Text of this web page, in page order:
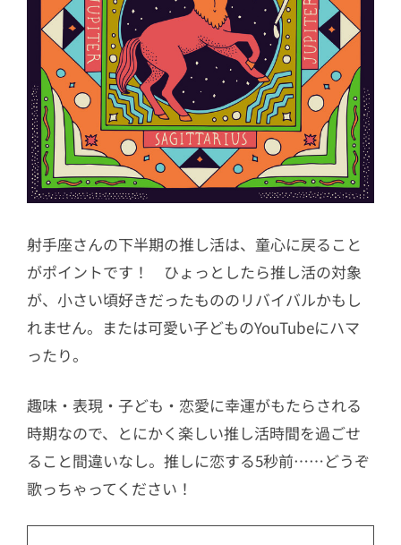
射手座さんの下半期の推し活は、童心に戻ること
がポイントです！ ひょっとしたら推し活の対象
が、小さい頃好きだったもののリバイバルかもし
れません。または可愛い子どものYouTubeにハマ
ったり。
趣味・表現・子ども・恋愛に幸運がもたらされる
時期なので、とにかく楽しい推し活時間を過ごせ
ること間違いなし。推しに恋する5秒前……どうぞ
歌っちゃってください！